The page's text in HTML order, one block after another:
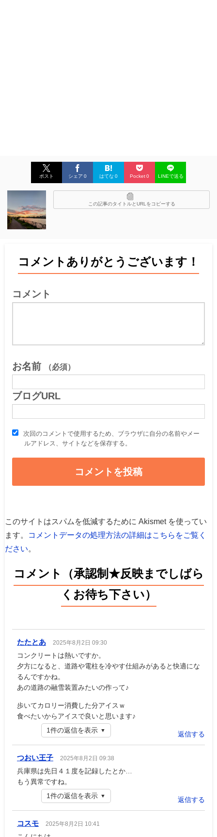
ポスト シェア 0 はてな 0 Pocket0 LINEで送る
この記事のタイトルとURLをコピーする
コメントありがとうございます！
コメント
お名前 （必須）
ブログURL
次回のコメントで使用するため、ブラウザに自分の名前やメー
ルアドレス、サイトなどを保存する。
このサイトはスパムを低減するために Akismet を使ってい
ます。
コメントデータの処理方法の詳細はこちらをご覧く
ださい。
コメント（承認制★反映までしばら
くお待ち下さい）
たたとあ 2025年8月2日 09:30
コンクリートは熱いですか。
夕方になると、道路や電柱を冷やす仕組みがあると快適にな
るんですかね。
あの道路の融雪装置みたいの作って♪
歩いてカロリー消費した分アイスｗ
食べたいからアイスで良いと思います♪
返信する
1件の返信を表示
つおい王子 2025年8月2日 09:38
兵庫県は先日４１度を記録したとか…
もう異常ですね。
返信する
1件の返信を表示
コスモ 2025年8月2日 10:41